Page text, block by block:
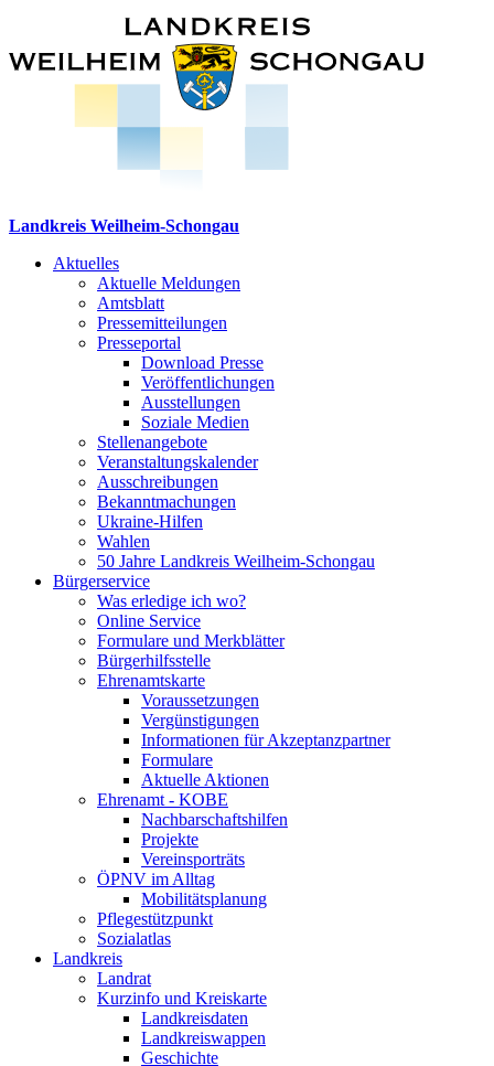
Landkreis Weilheim-Schongau
Aktuelles
Aktuelle Meldungen
Amtsblatt
Pressemitteilungen
Presseportal
Download Presse
Veröffentlichungen
Ausstellungen
Soziale Medien
Stellenangebote
Veranstaltungskalender
Ausschreibungen
Bekanntmachungen
Ukraine-Hilfen
Wahlen
50 Jahre Landkreis Weilheim-Schongau
Bürgerservice
Was erledige ich wo?
Online Service
Formulare und Merkblätter
Bürgerhilfsstelle
Ehrenamtskarte
Voraussetzungen
Vergünstigungen
Informationen für Akzeptanzpartner
Formulare
Aktuelle Aktionen
Ehrenamt - KOBE
Nachbarschaftshilfen
Projekte
Vereinsporträts
ÖPNV im Alltag
Mobilitätsplanung
Pflegestützpunkt
Sozialatlas
Landkreis
Landrat
Kurzinfo und Kreiskarte
Landkreisdaten
Landkreiswappen
Geschichte